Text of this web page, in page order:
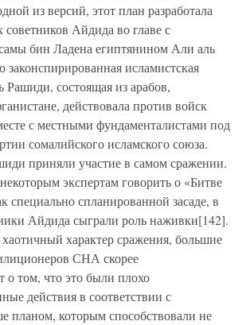
из версий, этот план разработала
советников Айдида во главе с
бин Ладена египтянином Али аль
исламистская
Рашиди, состоящая из арабов,
действовала против войск
с местными фундаменталистами под
сомалийского исламского союза.
приняли участие в самом сражении.
экспертам говорить о «Битве
специально спланированной засаде, в
Айдида сыграли роль наживки[142].
характер сражения, большие
СНА скорее
о том, что это были плохо
действия в соответствии с
планом, которым способствовали не